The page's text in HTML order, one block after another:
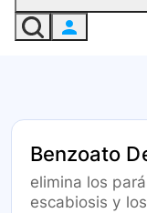
Benzoato
elimina los
escabiosis y